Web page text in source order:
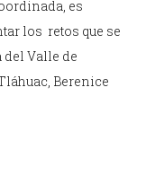
es
los retos que se
Valle de
Berenice